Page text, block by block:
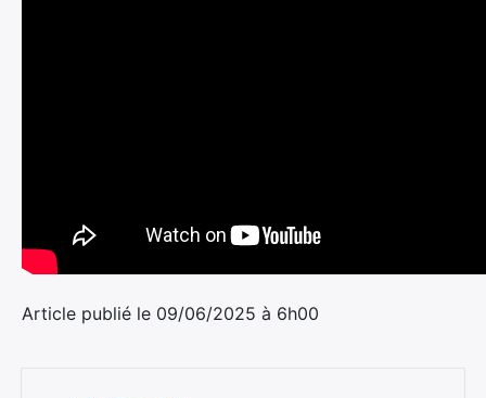
Article publié le 09/06/2025 à 6h00